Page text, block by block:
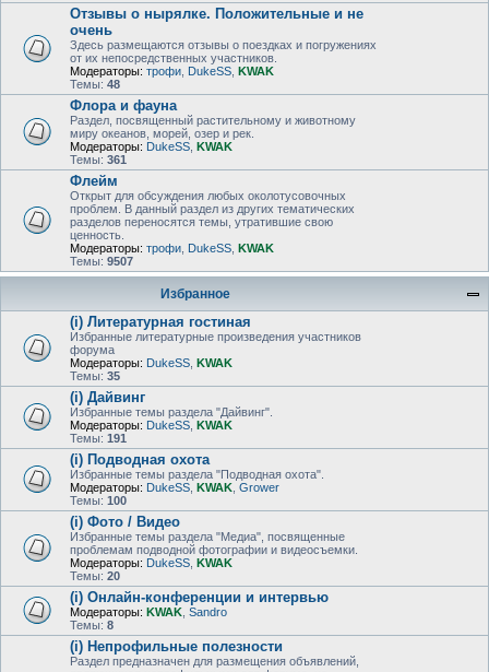
Отзывы о нырялке. Положительные и не
очень
Здесь размещаются отзывы о поездках и погружениях
от их непосредственных участников.
Модераторы: трофи DukeSS KWAK
Темы: 48
Флора и фауна
Раздел, посвященный растительному и животному
миру океанов, морей, озер и рек.
Модераторы: DukeSS KWAK
Темы: 361
Флейм
Открыт для обсуждения любых околотусовочных
проблем. В данный раздел из других тематических
разделов переносятся темы, утратившие свою
ценность.
Модераторы: трофи DukeSS KWAK
Темы: 9507
Избранное
(i) Литературная гостиная
Избранные литературные произведения участников
форума
Модераторы: DukeSS KWAK
Темы: 35
(i) Дайвинг
Избранные темы раздела "Дайвинг".
Модераторы: DukeSS KWAK
Темы: 191
(i) Подводная охота
Избранные темы раздела "Подводная охота".
Модераторы: DukeSS KWAK Grower
Темы: 100
(i) Фото / Видео
Избранные темы раздела "Медиа", посвященные
проблемам подводной фотографии и видеосъемки.
Модераторы: DukeSS KWAK
Темы: 20
(i) Онлайн-конференции и интервью
Модераторы: KWAK Sandro
Темы: 8
(i) Непрофильные полезности
Раздел предназначен для размещения объявлений,